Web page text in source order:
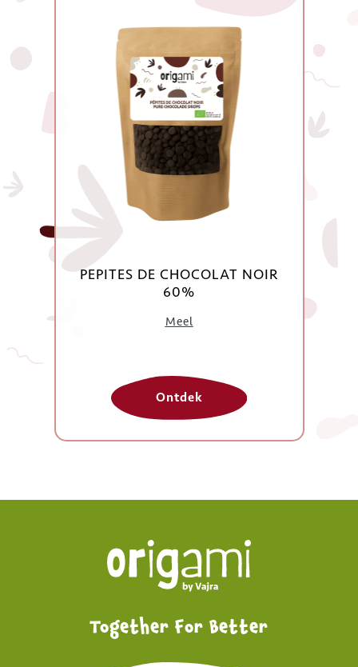
PEPITES DE CHOCOLAT NOIR
60%
Meel
Ontdek
Together For Better